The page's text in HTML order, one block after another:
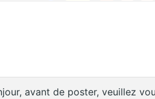
avant de poster, veuillez